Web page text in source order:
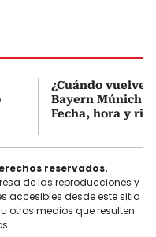
¿Cuándo vuelve
Bayern Múnich
Fecha, hora y
reservados.
de las reproducciones y
accesibles desde este sitio
otros medios que resulten